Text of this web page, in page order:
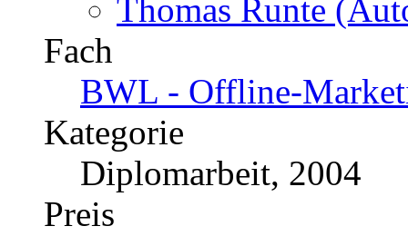
Katalognummer
221817
Autor
Franco Rocchi
Fach
BWL -